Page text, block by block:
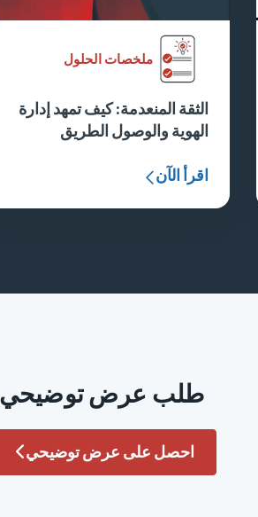
ملخصات الحلول
الثقة المنعدمة: كيف تمهد إدارة
الهوية والوصول الطريق
اقرأ الآن
طلب عرض توضيحي
احصل على عرض توضيحي